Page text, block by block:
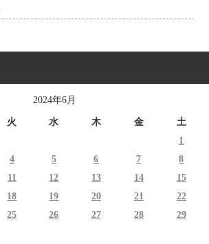
2024年6月
火 水 木 金
土
1
4 5 6 7
8
11 12 13 14
15
18 19 20 21
22
25 26 27 28
29